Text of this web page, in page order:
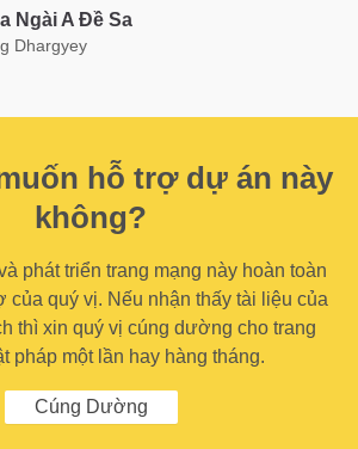
Ngài A Đề Sa
Dhargyey
hỗ trợ dự án này
không?
phát triển trang mạng này hoàn toàn
của quý vị. Nếu nhận thấy tài liệu của
thì xin quý vị cúng dường cho trang
pháp một lần hay hàng tháng.
Cúng Dường